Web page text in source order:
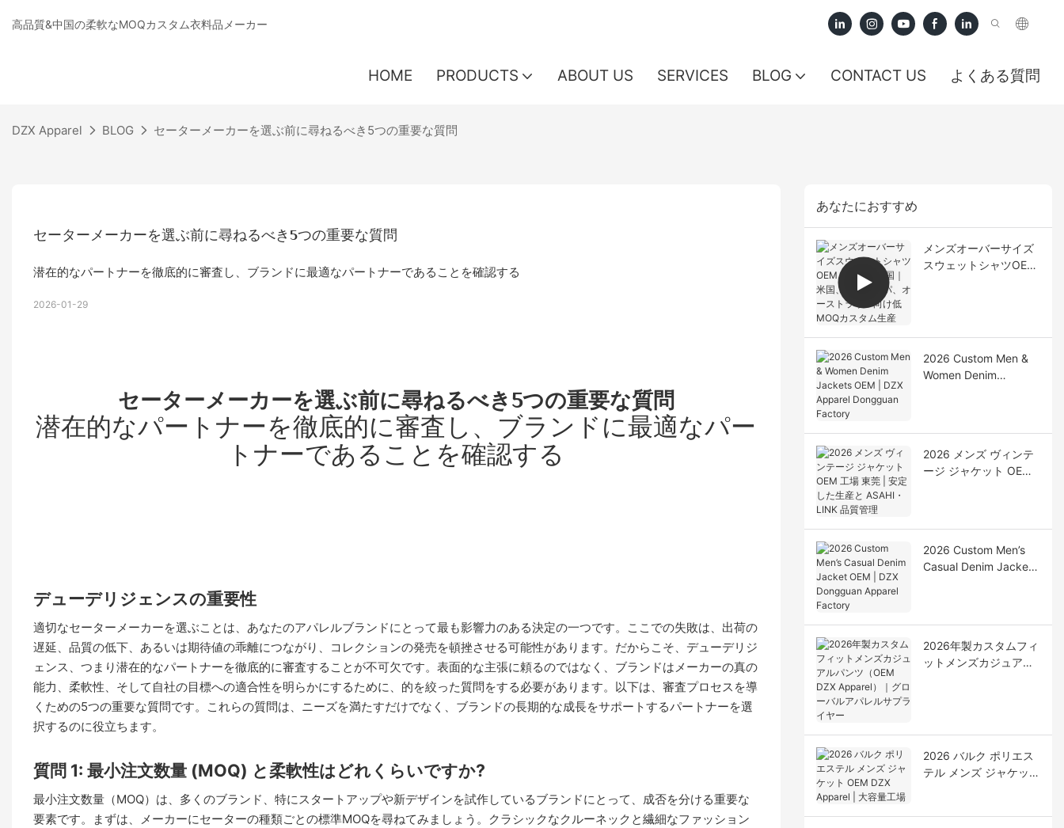
高品質&中国の柔軟なMOQカスタム衣料品メーカー
HOME PRODUCTS ABOUT US SERVICES BLOG CONTACT US よくある質問
DZX Apparel BLOG セーターメーカーを選ぶ前に尋ねるべき5つの重要な質問
セーターメーカーを選ぶ前に尋ねるべき5つの重要な質問
潜在的なパートナーを徹底的に審査し、ブランドに最適なパートナーであることを確認する
2026-01-29
セーターメーカーを選ぶ前に尋ねるべき5つの重要な質問
潜在的なパートナーを徹底的に審査し、ブランドに最適なパー
トナーであることを確認する
デューデリジェンスの重要性
適切なセーターメーカーを選ぶことは、あなたのアパレルブランドにとって最も影響力のある決定の一つです。ここでの失敗は、出荷の
遅延、品質の低下、あるいは期待値の乖離につながり、コレクションの発売を頓挫させる可能性があります。だからこそ、デューデリジ
ェンス、つまり潜在的なパートナーを徹底的に審査することが不可欠です。表面的な主張に頼るのではなく、ブランドはメーカーの真の
能力、柔軟性、そして自社の目標への適合性を明らかにするために、的を絞った質問をする必要があります。以下は、審査プロセスを導
くための5つの重要な質問です。これらの質問は、ニーズを満たすだけでなく、ブランドの長期的な成長をサポートするパートナーを選
択するのに役立ちます。
質問 1: 最小注文数量 (MOQ) と柔軟性はどれくらいですか?
最小注文数量（MOQ）は、多くのブランド、特にスタートアップや新デザインを試作しているブランドにとって、成否を分ける重要な
要素です。まずは、メーカーにセーターの種類ごとの標準MOQを尋ねてみましょう。クラシックなクルーネックと繊細なファッション
あなたにおすすめ
メンズオーバーサイズ
スウェットシャツOEM
2026 Custom Men &
Women Denim
2026 メンズ ヴィンテ
ージ ジャケット OEM
2026 Custom Men’s
Casual Denim Jacket
2026年製カスタムフィ
ットメンズカジュアル
2026 バルク ポリエス
テル メンズ ジャケット